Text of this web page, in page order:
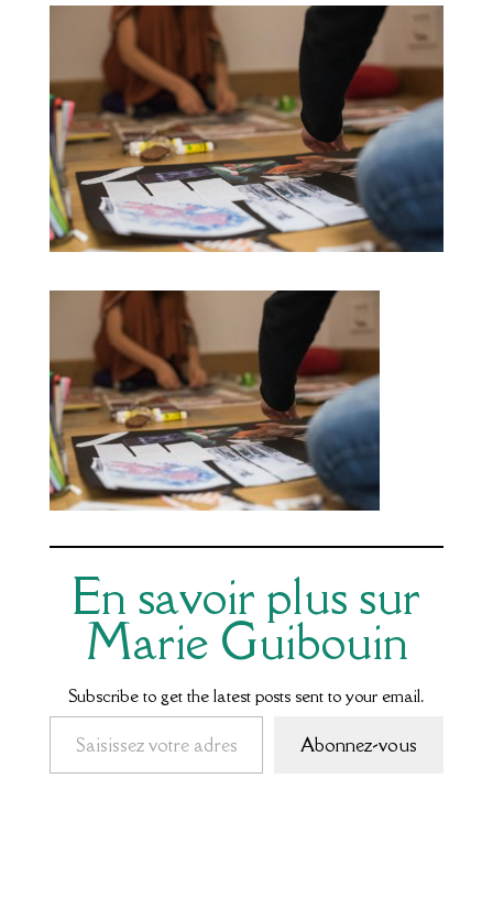
En savoir plus sur
Marie Guibouin
Subscribe to get the latest posts sent to your email.
Saisissez votre adresse e-mail…
Abonnez-vous